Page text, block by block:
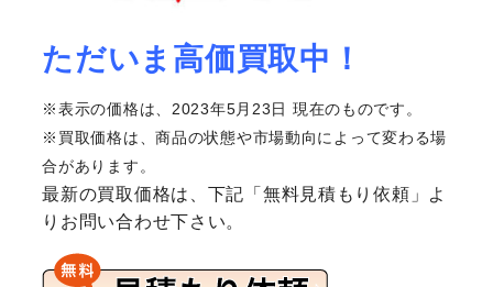
ただいま高価買取中！
※表示の価格は、2023年5月23日 現在のものです。
※買取価格は、商品の状態や市場動向によって変わる場
合があります。
最新の買取価格は、下記「無料見積もり依頼」よ
りお問い合わせ下さい。